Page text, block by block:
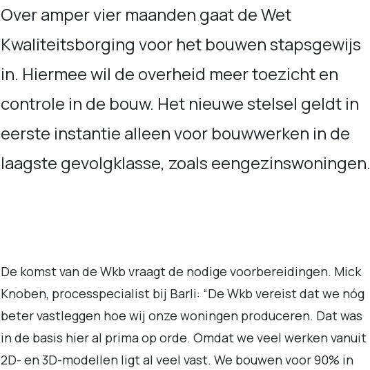
Over amper vier maanden gaat de Wet
Kwaliteitsborging voor het bouwen stapsgewijs
in. Hiermee wil de overheid meer toezicht en
controle in de bouw. Het nieuwe stelsel geldt in
eerste instantie alleen voor bouwwerken in de
laagste gevolgklasse, zoals eengezinswoningen.
De komst van de Wkb vraagt de nodige voorbereidingen. Mick
Knoben, processpecialist bij Barli: “De Wkb vereist dat we nóg
beter vastleggen hoe wij onze woningen produceren. Dat was
in de basis hier al prima op orde. Omdat we veel werken vanuit
2D- en 3D-modellen ligt al veel vast. We bouwen voor 90% in